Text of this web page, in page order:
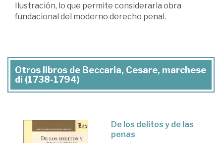
Ilustración, lo que permite considerarla obra
fundacional del moderno derecho penal.
Otros libros de Beccaria, Cesare, marchese
di (1738-1794)
De los delitos y de las
penas